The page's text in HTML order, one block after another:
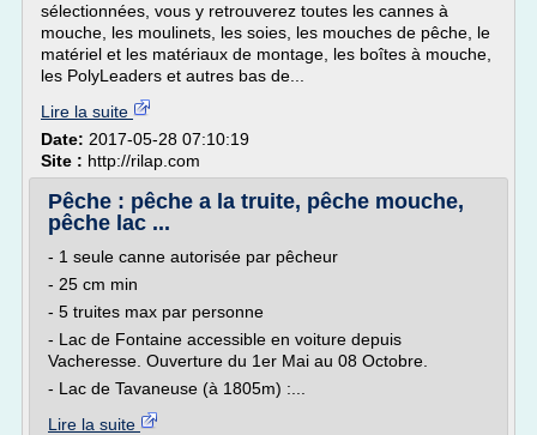
sélectionnées, vous y retrouverez toutes les cannes à
mouche, les moulinets, les soies, les mouches de pêche, le
matériel et les matériaux de montage, les boîtes à mouche,
les PolyLeaders et autres bas de...
Lire la suite
Date: 2017-05-28 07:10:19
Site : http://rilap.com
Pêche : pêche a la truite, pêche mouche,
pêche lac ...
- 1 seule canne autorisée par pêcheur
- 25 cm min
- 5 truites max par personne
- Lac de Fontaine accessible en voiture depuis
Vacheresse. Ouverture du 1er Mai au 08 Octobre.
- Lac de Tavaneuse (à 1805m) :...
Lire la suite